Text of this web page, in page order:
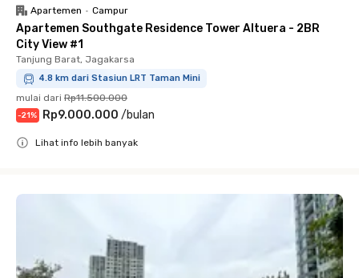
Apartemen • Campur
Apartemen Southgate Residence Tower Altuera - 2BR
City View #1
Tanjung Barat, Jagakarsa
4.8 km dari Stasiun LRT Taman Mini
mulai dari Rp11.500.000
-21% Rp9.000.000 /bulan
Lihat info lebih banyak